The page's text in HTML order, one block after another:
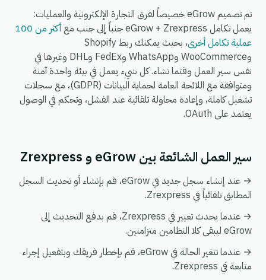
تم تصميم eGrow خصيصاً لفرق التجارة الإلكترونية والعمليات:
يعمل تكامل eGrow + Zrexpress جنباً إلى جنب مع
أكثر من 100
عملية تكامل أخرى
، بحيث يمكنك ربط Shopify
وWooCommerce وWhatsApp وFedEx وDHL وغيرها في
نفس سير العمل وقتما تشاء. كل شيء يعمل في بيئة واحدة آمنة
ومتوافقة مع اللائحة العامة لحماية البيانات (GDPR)، مع سجلات
تشغيل كاملة، وإعادة محاولة تلقائية عند الفشل، وتحكم في الوصول
يعتمد على OAuth.
سير العمل الشائعة بين eGrow و Zrexpress
→ عند إنشاء سجل جديد في eGrow، قم بإنشاء أو تحديث السجل
المطابق تلقائياً في Zrexpress.
→ عندما يحدث تغيير في Zrexpress، قم بدفع التحديث إلى
eGrow ليبقى كلا النظامين متزامنين.
→ عندما تتغير الحالة في eGrow، قم بإخطار فريقك وبتفعيل إجراء
متابعة في Zrexpress.